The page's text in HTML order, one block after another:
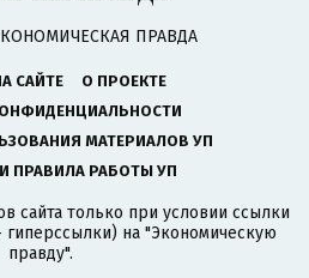
ПРАВДА
САЙТЕ
О ПРОЕКТЕ
МАТЕРИАЛОВ УП
ПРАВИЛА РАБОТЫ УП
сайта только при условии ссылки
на "Экономическую
правду".